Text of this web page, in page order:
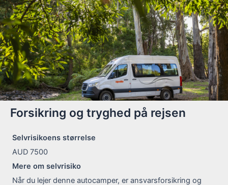
Forsikring og tryghed på rejsen
Selvrisikoens størrelse
AUD 7500
Mere om selvrisiko
Når du lejer denne autocamper, er ansvarsforsikring og